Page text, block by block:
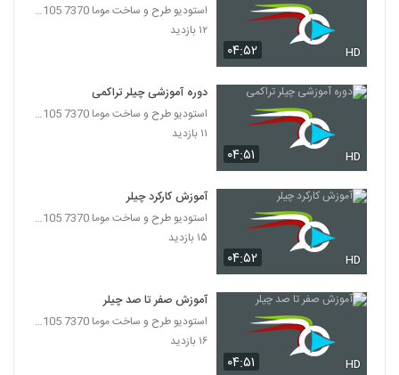
۰۴:۵۲ HD
استودیو طرح و ساخت موما 7370 7105-021
۱۲ بازدید
۰۴:۵۱ HD
دوره آموزشی چیلر تراکمی
استودیو طرح و ساخت موما 7370 7105-021
۱۱ بازدید
۰۴:۵۲ HD
آموزش کارکرد چیلر
استودیو طرح و ساخت موما 7370 7105-021
۱۵ بازدید
۰۴:۵۱ HD
آموزش صفر تا صد چیلر
استودیو طرح و ساخت موما 7370 7105-021
۱۶ بازدید